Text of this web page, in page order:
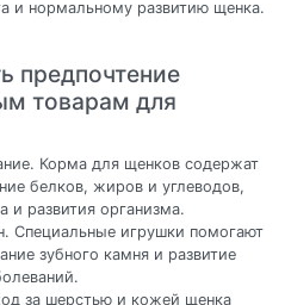
и нормальному развитию щенка.
предпочтение
товарам для
Корма для щенков содержат
белков, жиров и углеводов,
и развития организма.
Специальные игрушки помогают
зубного камня и развитие
за шерстью и кожей щенка